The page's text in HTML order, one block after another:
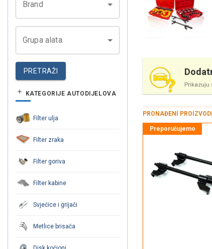
Brand
Grupa alata
PRETRAŽI
KATEGORIJE AUTODIJELOVA
Filter ulja
Filter zraka
Filter goriva
Filter kabine
Svjećice i grijači
Metlice brisača
Prikazuju
PRONAĐENI PROIZVODI